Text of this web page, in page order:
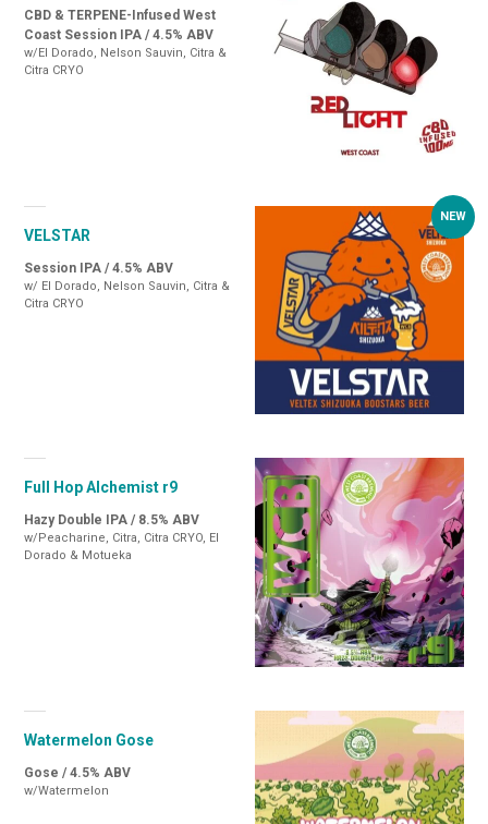
CBD & TERPENE-Infused West
Coast Session IPA / 4.5% ABV
w/El Dorado, Nelson Sauvin, Citra &
Citra CRYO
VELSTAR
Session IPA / 4.5% ABV
w/ El Dorado, Nelson Sauvin, Citra &
Citra CRYO
Full Hop Alchemist r9
Hazy Double IPA / 8.5% ABV
w/Peacharine, Citra, Citra CRYO, El
Dorado & Motueka
Watermelon Gose
Gose / 4.5% ABV
w/Watermelon